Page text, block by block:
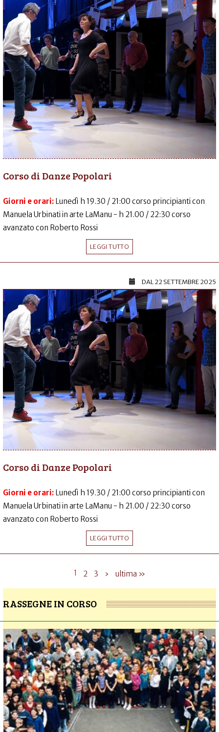
Corso di Danze Popolari
Giorni e orari: Lunedì h 19.30 / 21:00 corso principianti con
Manuela Urbinati in arte LaManu - h 21.00 / 22:30 corso
avanzato con Roberto Rossi
LEGGI TUTTO
DAL22 SETTEMBRE 2025
Corso di Danze Popolari
Giorni e orari: Lunedì h 19.30 / 21:00 corso principianti con
Manuela Urbinati in arte LaManu - h 21.00 / 22:30 corso
avanzato con Roberto Rossi
LEGGI TUTTO
1 2 3 › ultima »
RASSEGNE IN CORSO